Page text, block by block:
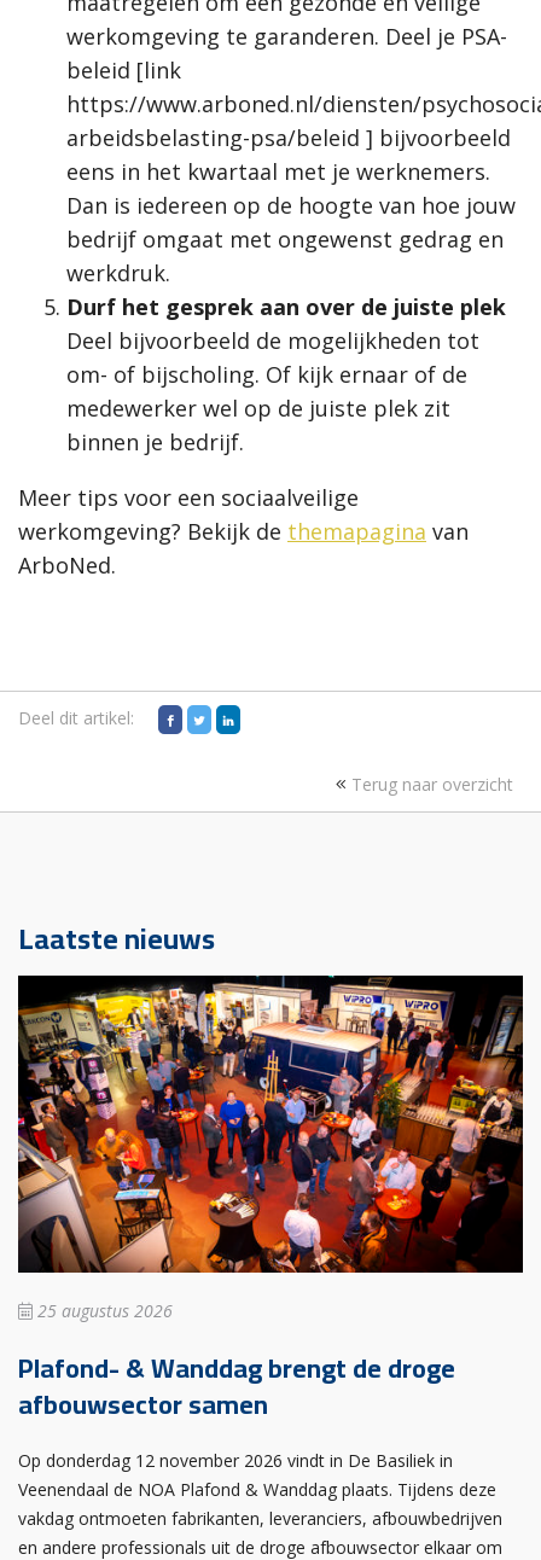
werkomgeving te garanderen. Deel je PSA-
beleid [link
https://www.arboned.nl/diensten/
arbeidsbelasting-psa/beleid ] bijvoorbeeld
eens in het kwartaal met je werknemers.
Dan is iedereen op de hoogte van hoe jouw
bedrijf omgaat met ongewenst gedrag en
werkdruk.
Durf het gesprek aan over de juiste plek
Deel bijvoorbeeld de mogelijkheden tot
om- of bijscholing. Of kijk ernaar of de
medewerker wel op de juiste plek zit
binnen je bedrijf.
Meer tips voor een sociaalveilige
werkomgeving? Bekijk de themapagina van
ArboNed.
Deel dit artikel:
Terug naar overzicht
Laatste nieuws
25 augustus 2026
Plafond- & Wanddag brengt de droge
afbouwsector samen
Op donderdag 12 november 2026 vindt in De Basiliek in
Veenendaal de NOA Plafond & Wanddag plaats. Tijdens deze
vakdag ontmoeten fabrikanten, leveranciers, afbouwbedrijven
en andere professionals uit de droge afbouwsector elkaar om